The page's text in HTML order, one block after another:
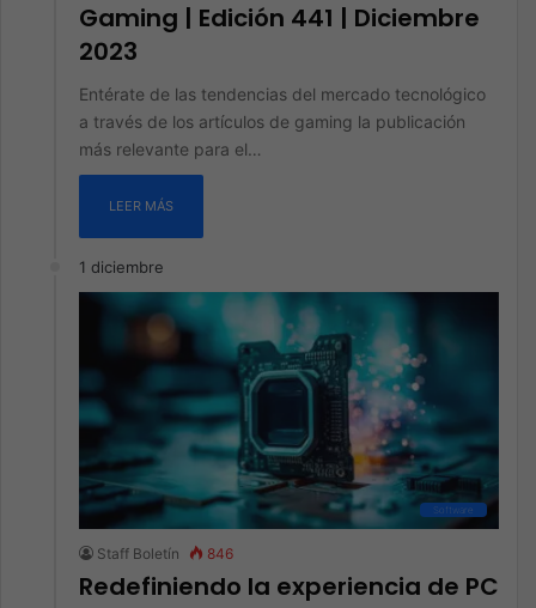
Gaming | Edición 441 | Diciembre
2023
Entérate de las tendencias del mercado tecnológico
a través de los artículos de gaming la publicación
más relevante para el…
LEER MÁS
1 diciembre
Software
Staff Boletín 846
Redefiniendo la experiencia de PC